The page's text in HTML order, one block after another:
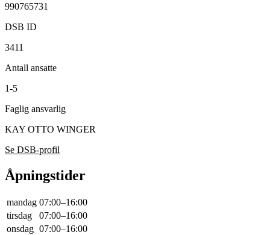
990765731
DSB ID
3411
Antall ansatte
1-5
Faglig ansvarlig
KAY OTTO WINGER
Se DSB-profil
Åpningstider
mandag 07:00–16:00
tirsdag
07:00–16:00
onsdag 07:00–16:00